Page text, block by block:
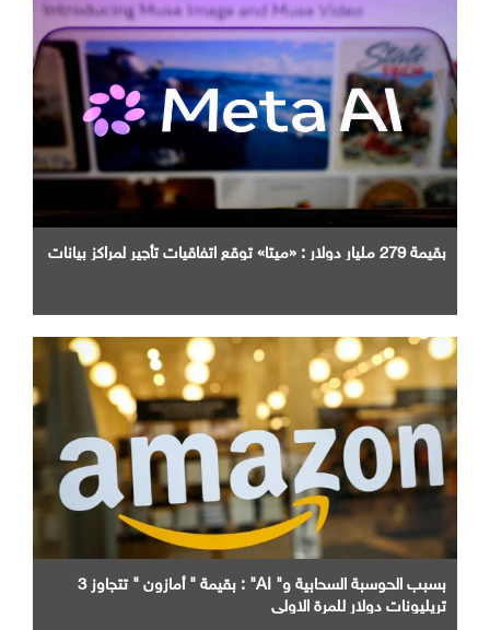
بقيمة 279 مليار دولار : «ميتا» توقع اتفاقيات تأجير لمراكز بيانات
بسبب الحوسبة السحابية و" AI" : بقيمة " أمازون " تتجاوز 3
تريليونات دولار للمرة الاولى